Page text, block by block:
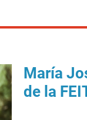
María
de la